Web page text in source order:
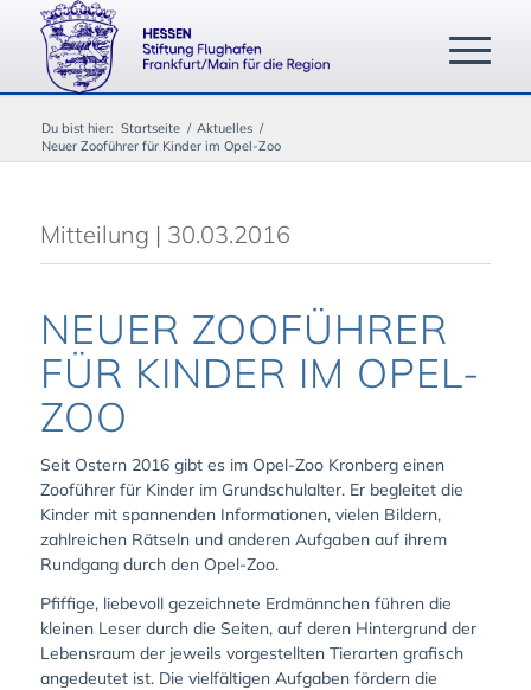
Du bist hier: Startseite / Aktuelles /
Neuer Zooführer für Kinder im Opel-Zoo
Mitteilung | 30.03.2016
NEUER ZOOFÜHRER
FÜR KINDER IM OPEL-
ZOO
Seit Ostern 2016 gibt es im Opel-Zoo Kronberg einen
Zooführer für Kinder im Grundschulalter. Er begleitet die
Kinder mit spannenden Informationen, vielen Bildern,
zahlreichen Rätseln und anderen Aufgaben auf ihrem
Rundgang durch den Opel-Zoo.
Pfiffige, liebevoll gezeichnete Erdmännchen führen die
kleinen Leser durch die Seiten, auf deren Hintergrund der
Lebensraum der jeweils vorgestellten Tierarten grafisch
angedeutet ist. Die vielfältigen Aufgaben fördern die